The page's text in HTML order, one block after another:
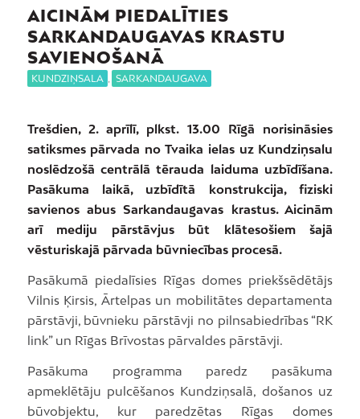
AICINĀM PIEDALĪTIES
SARKANDAUGAVAS KRASTU
SAVIENOŠANĀ
KUNDZIŅSALA , SARKANDAUGAVA
Trešdien, 2. aprīlī, plkst. 13.00 Rīgā norisināsies
satiksmes pārvada no Tvaika ielas uz Kundziņsalu
noslēdzošā centrālā tērauda laiduma uzbīdīšana.
Pasākuma laikā, uzbīdītā konstrukcija, fiziski
savienos abus Sarkandaugavas krastus. Aicinām
arī mediju pārstāvjus būt klātesošiem šajā
vēsturiskajā pārvada būvniecības procesā.
Pasākumā piedalīsies Rīgas domes priekšsēdētājs
Vilnis Ķirsis, Ārtelpas un mobilitātes departamenta
pārstāvji, būvnieku pārstāvji no pilnsabiedrības “RK
link” un Rīgas Brīvostas pārvaldes pārstāvji.
Pasākuma programma paredz pasākuma
apmeklētāju pulcēšanos Kundziņsalā, došanos uz
būvobjektu, kur paredzētas Rīgas domes